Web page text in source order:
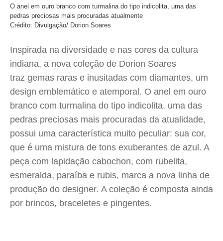
O anel em ouro branco com turmalina do tipo indicolita, uma das
pedras preciosas mais procuradas atualmente
Crédito: Divulgação/ Dorion Soares
Inspirada na diversidade e nas cores da cultura
indiana, a nova coleção de Dorion Soares
traz gemas raras e inusitadas com diamantes, um
design emblemático e atemporal. O anel em ouro
branco com turmalina do tipo indicolita, uma das
pedras preciosas mais procuradas da atualidade,
possui uma característica muito peculiar: sua cor,
que é uma mistura de tons exuberantes de azul. A
peça com lapidação cabochon, com rubelita,
esmeralda, paraíba e rubis, marca a nova linha de
produção do designer. A coleção é composta ainda
por brincos, braceletes e pingentes.